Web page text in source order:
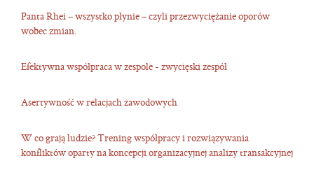
Panta Rhei – wszystko płynie – czyli przezwyciężanie oporów
wobec zmian.
Efektywna współpraca w zespole - zwycięski zespół
Asertywność w relacjach zawodowych
W co grają ludzie? Trening współpracy i rozwiązywania
konfliktów oparty na koncepcji organizacyjnej analizy transakcyjnej